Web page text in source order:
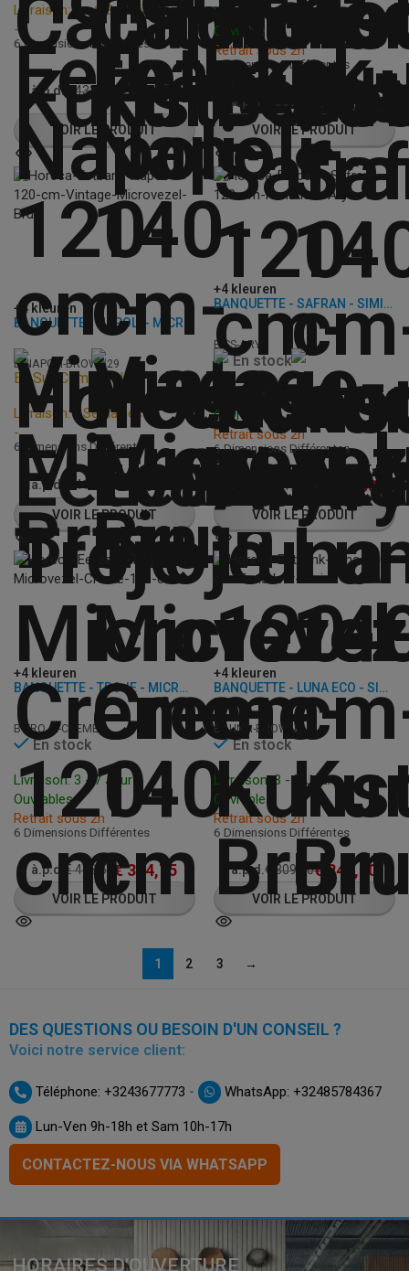
Livraison: 4 - 6 Semaines
-
6 Dimensions Différentes
à.p.d. 432,50 € 345,95
VOIR LE PRODUIT
Livraison: 3 - 7 Jours
Ouvrables
Retrait sous 2h
6 Dimensions Différentes
à.p.d. € 247,50
VOIR LE PRODUIT
+4 kleuren
B-NAPOLI-BROWN29
En Sur-Commande
Livraison: - Semaines
-
6 Dimensions Différentes
à.p.d. 411,25 € 329,00
VOIR LE PRODUIT
+4 kleuren
BANQUETTE - SAFRAN - SIMILI CUIR
B-SS-ARY
En stock
Livraison: 3 - 7 Jours
Ouvrables
Retrait sous 2h
6 Dimensions Différentes
349,50 € 279,50
VOIR LE PRODUIT
+4 kleuren
BANQUETTE - TROJE - MICROFIBRE
B-TROJE-CREME
En stock
Livraison: 3 - 7 Jours
Ouvrables
Retrait sous 2h
6 Dimensions Différentes
à.p.d. €468,50 €374,75
VOIR LE PRODUIT
+4 kleuren
BANQUETTE - LUNA ECO - SIMILI CUIR
B-LUNA-BROWN
En stock
Livraison: 3 - 7 Jours
Ouvrables
Retrait sous 2h
6 Dimensions Différentes
à.p.d.€ 309,50€ 247,50
VOIR LE PRODUIT
1 2 3 →
DES QUESTIONS OU BESOIN D'UN CONSEIL ?
Voici notre service client:
Téléphone: +3243677773 - WhatsApp: +32485784367
Lun-Ven 9h-18h et Sam 10h-17h
CONTACTEZ-NOUS VIA WHATSAPP
HORAIRES D’OUVERTURE